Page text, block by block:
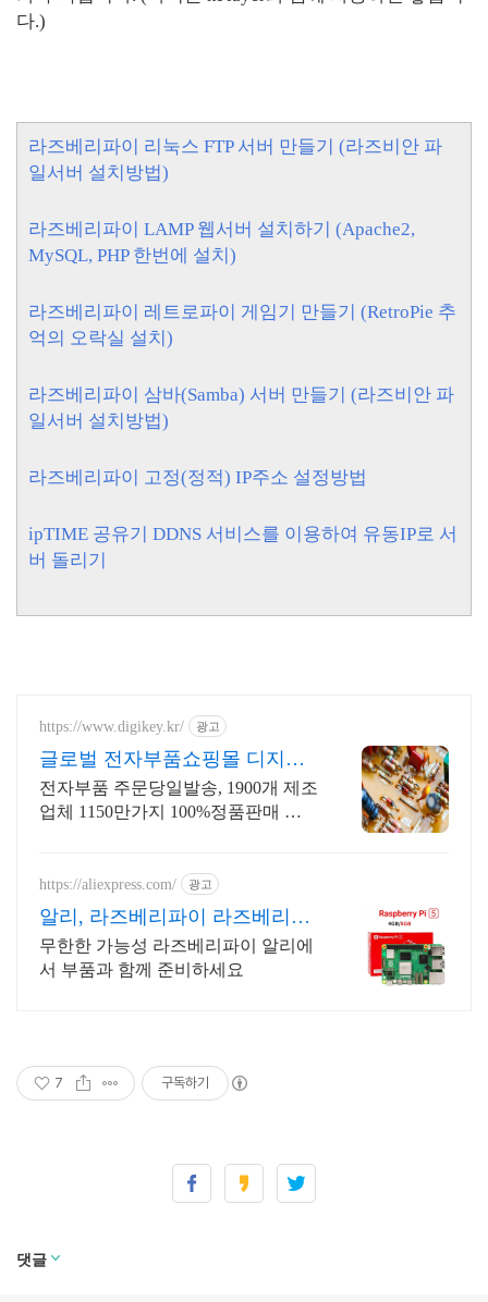
다.)
라즈베리파이 리눅스 FTP 서버 만들기 (라즈비안 파
일서버 설치방법)
라즈베리파이 LAMP 웹서버 설치하기 (Apache2,
MySQL, PHP 한번에 설치)
라즈베리파이 레트로파이 게임기 만들기 (RetroPie 추
억의 오락실 설치)
라즈베리파이 삼바(Samba) 서버 만들기 (라즈비안 파
일서버 설치방법)
라즈베리파이 고정(정적) IP주소 설정방법
ipTIME 공유기 DDNS 서비스를 이용하여 유동IP로 서
버 돌리기
https://www.digikey.kr/ 광고
글로벌 전자부품쇼핑몰 디지키
6만원이상 무료배송,당일발송
전자부품 주문당일발송, 1900개 제조
업체 1150만가지 100%정품판매 초
https://aliexpress.com/ 광고
알리, 라즈베리파이 라즈베리파
이 알리익스프레스
무한한 가능성 라즈베리파이 알리에
서 부품과 함께 준비하세요
7 구독하기
댓글